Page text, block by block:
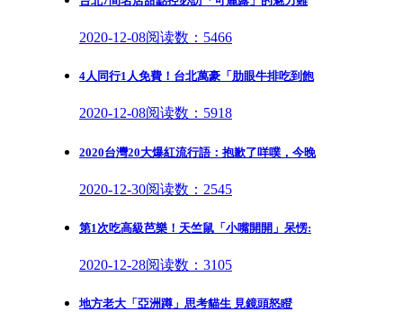
2020-12-08阅读数：5466
4人同行1人免費！台北萬豪「肋眼牛排吃到飽
2020-12-08阅读数：5918
2020台灣20大爆紅流行語：抱歉了咩噗，今晚
2020-12-30阅读数：2545
第1次吃高級芭樂！天竺鼠「小嘴開開」呆愣:
2020-12-28阅读数：3105
地方老大「亞洲蹲」思考貓生 見鏡頭怒瞪